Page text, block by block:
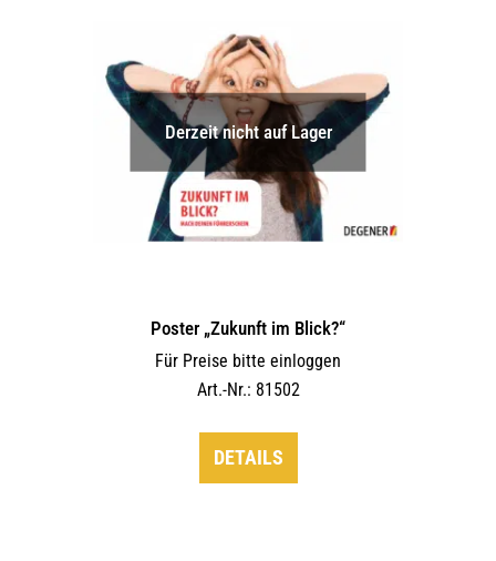
Derzeit nicht auf Lager
Poster „Zukunft im Blick?“
Für Preise bitte einloggen
Art.-Nr.: 81502
DETAILS